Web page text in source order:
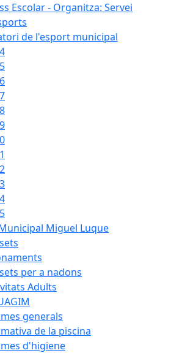
Escolar - Organitza: Servei
de l'esport municipal
Miguel Luque
per a nadons
Adults
generals
de la piscina
d'higiene